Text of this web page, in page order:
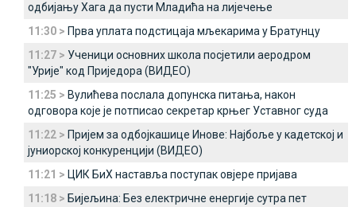
одбијању Хага да пусти Младића на лијечење
11:30 > Прва уплата подстицаја мљекарима у Братунцу
11:27 > Ученици основних школа посјетили аеродром
"Урије" код Приједора (ВИДЕО)
11:25 > Вулићева послала допунска питања, након
одговора које је потписао секретар крњег Уставног суда
11:22 > Пријем за одбојкашице Инове: Најбоље у кадетској и
јуниорској конкуренцији (ВИДЕО)
11:21 > ЦИК БиХ наставља поступак овјере пријава
11:18 > Бијељина: Без електричне енергије сутра пет